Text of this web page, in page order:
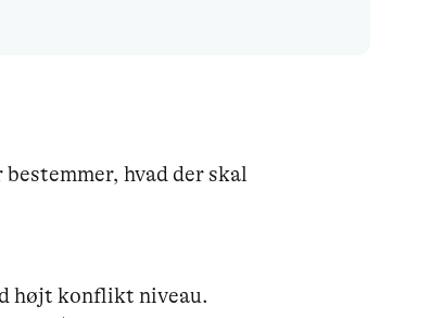
hvad der skal
højt konflikt niveau.